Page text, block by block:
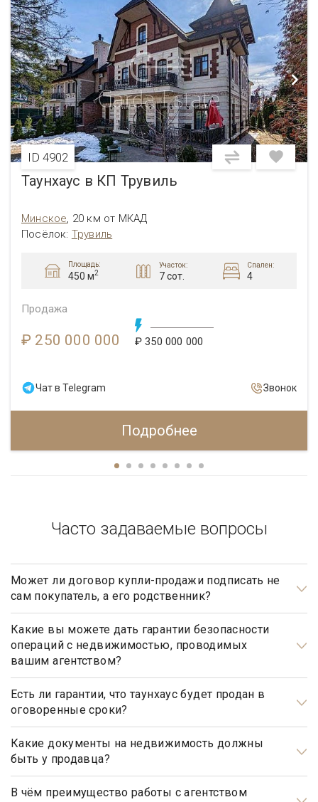
ID 4902
Таунхаус в КП Трувиль
Минское, 20 км от МКАД
Посёлок: Трувиль
Площадь:
450 м2
Участок:
7 сот.
Спален:
4
Продажа
₽ 250 000 000 ₽ 350 000 000
Чат в Telegram Звонок
Подробнее
Часто задаваемые вопросы
Может ли договор купли-продажи подписать не
сам покупатель, а его родственник?
Может, но для этого необходимо иметь действующую
нотариально заверенную доверенность.
Какие вы можете дать гарантии безопасности
операций с недвижимостью, проводимых
вашим агентством?
Наше агентство элитной недвижимости осуществляет
полный контроль над каждым шагом сделки, оказывает
полное юридическое сопровождение на всех этапах
сотрудничества, что гарантирует вашу безопасность и
«чистоту» сделки.
Есть ли гарантии, что таунхаус будет продан в
оговоренные сроки?
Да, агентство элитной недвижимости «Garda Estate»
гарантирует, что таунхаус будет продан в оговоренные
сроки, при условии, что Клиент принимает рекомендации,
данные ему риэлтором агентства, при определении ценовой
политики, обусловленной ситуацией на рынке
Какие документы на недвижимость должны
быть у продавца?
Документами, подтверждающими право собственности
продавца, являются: свидетельство о государственной
В чём преимущество работы с агентством